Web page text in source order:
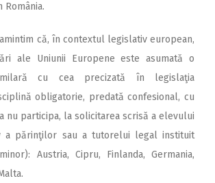
România.
că, în contextul legislativ european,
ale Uniunii Europene este asumată o
cu cea precizată în legislaţia
obligatorie, predată confesional, cu
nu participa, la solicitarea scrisă a elevului
a părinţilor sau a tutorelui legal instituit
Austria, Cipru, Finlanda, Germania,